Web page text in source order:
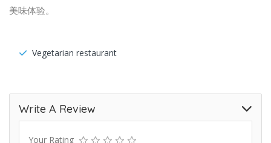
美味体验。
Vegetarian restaurant
Write A Review
Your Rating